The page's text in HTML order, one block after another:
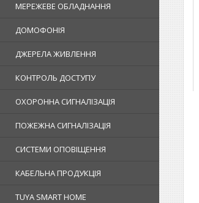
МЕРЕЖЕВЕ ОБЛАДНАННЯ
ДОМОФОНІЯ
ДЖЕРЕЛА ЖИВЛЕННЯ
КОНТРОЛЬ ДОСТУПУ
ОХОРОННА СИГНАЛІЗАЦІЯ
ПОЖЕЖНА СИГНАЛІЗАЦІЯ
СИСТЕМИ ОПОВІЩЕННЯ
КАБЕЛЬНА ПРОДУКЦІЯ
TUYA SMART HOME